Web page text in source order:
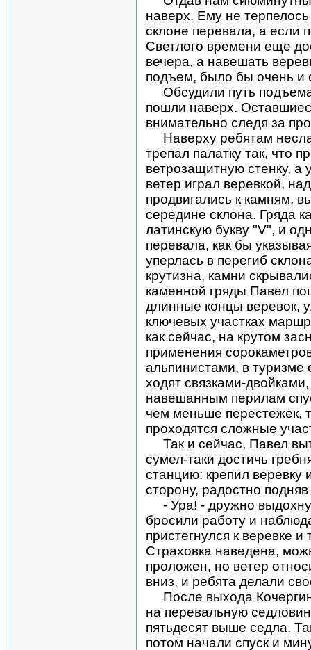
наверх. Ему не
склоне перевала, а если
Светлого времени еще
вечера, а навешать
подъем, было бы очень и
Обсудили путь
пошли наверх.
внимательно следя за
Наверху ребятам
трепал палатку так, что
ветрозащитную стенку, а
ветер играл веревкой,
продвигались к камням,
середине склона. Гряда
латинскую букву "V", и
перевала, как бы
уперлась в перегиб
крутизна, камни
каменной гряды Павел
длинные концы веревок,
ключевых участках
как сейчас, на крутом
применения
альпинистами, в туризме
ходят связками-
навешанным перилам
чем меньше перестежек,
проходятся сложные
Так и сейчас, Павел
сумел-таки достичь
станцию: крепил веревку
сторону, радостно подняв
- Ура! - дружно
бросили работу и
пристегнулся к веревке
Страховка наведена,
проложен, но ветер
вниз, и ребята делали
После выхода
на перевальную
пятьдесят выше седла.
потом начали спуск и